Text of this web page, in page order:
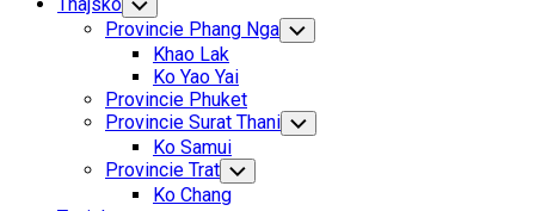
Toggle
Child
Menu
Provincie Phang Nga Toggle
Child
Khao Lak
Ko Yao Yai
Provincie Phuket
Provincie Surat Thani Toggle
Child
Ko Samui
Provincie Trat Toggle
Child
Menu
Ko Chang